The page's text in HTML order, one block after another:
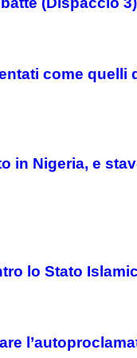
come quelli
in Nigeria, e
lo Stato